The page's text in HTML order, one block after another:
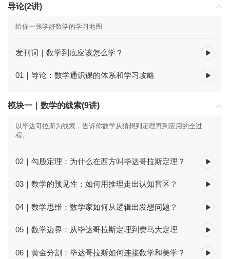
导论(2讲)
给你一张学好数学的学习地图
发刊词｜数学到底应该怎么学？
01｜导论：数学通识课的体系和学习攻略
模块一｜数学的线索(9讲)
以毕达哥拉斯为线索，告诉你数学从猜想到定理再到应用的全过
程。
02｜勾股定理：为什么在西方叫毕达哥拉斯定理？
03｜数学的预见性：如何用推理走出认知盲区？
04｜数学思维：数学家如何从逻辑出发想问题？
05｜数学边界：从毕达哥拉斯定理到费马大定理
06｜黄金分割：毕达哥拉斯如何连接数学和美学？